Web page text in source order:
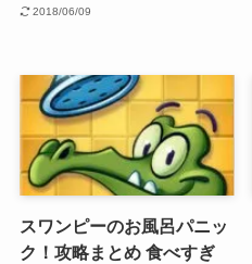
2018/06/09
スワンピーのお風呂パニッ
ク！攻略まとめ 食べすぎ